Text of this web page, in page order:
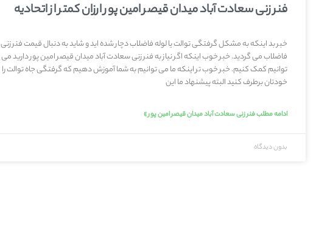
فنر زنی سعادت آباد میدان قیصر امین پور ارزان کمتر از اتحادیه
خبر بد اینکه به مشکل گرفتگی توالت یا لوله فاضلاب دچار شده اید و شاید به دنبال قیمت فنر زنی
فاضلاب می گردید. خبر خوب اینکه اگر نیاز به فنر زنی سعادت آباد میدان قیصر امین پور دارید می
توانیم کمک کنیم. خبر خوب تر اینکه ما می توانیم به شما آموزش دهیم که گرفتگی جاه توالت را
خودتان برطرف کنید البته پیشنهاد ما این
ادامه مطلب فنر زنی سعادت آباد میدان قیصر امین پور »
بدون دیدگاه